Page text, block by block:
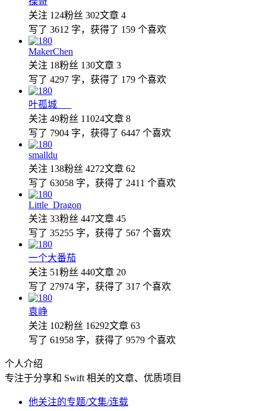
关注 124粉丝 302文章 4
写了 3612 字，获得了 159 个喜欢
MakerChen
关注 18粉丝 130文章 3
写了 4297 字，获得了 179 个喜欢
叶孤城___
关注 49粉丝 11024文章 8
写了 7904 字，获得了 6447 个喜欢
smalldu
关注 138粉丝 4272文章 62
写了 63058 字，获得了 2411 个喜欢
Little_Dragon
关注 33粉丝 447文章 45
写了 35255 字，获得了 567 个喜欢
一个大番茄
关注 51粉丝 440文章 20
写了 27974 字，获得了 317 个喜欢
袁峥
关注 102粉丝 16292文章 63
写了 61958 字，获得了 9579 个喜欢
个人介绍
专注于分享和 Swift 相关的文章、优质项目
他关注的专题/文集/连载